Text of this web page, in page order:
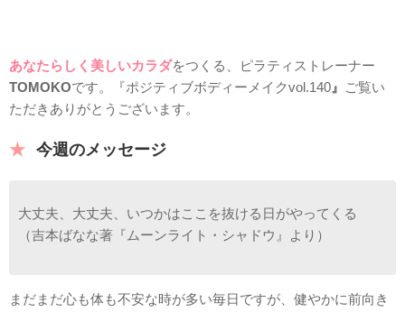
あなたらしく美しいカラダをつくる、ピラティストレーナー
TOMOKOです。『ポジティブボディーメイクvol.140 』 ご覧い
ただきありがとうございます。
今週のメッセージ
大丈夫、大丈夫、いつかはここを抜ける日がやってくる
（吉本ばなな著『ムーンライト・シャドウ』より）
まだまだ心も体も不安な時が多い毎日ですが、健やかに前向き